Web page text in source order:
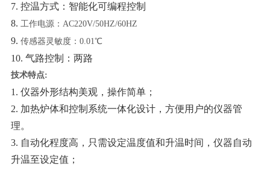
7. 控温方式：智能化可编程控制
8. 工作电源： AC220V/50HZ/60HZ
9. 传感器灵敏度： 0.01℃
10. 气路控制：两路
技术特点:
1. 仪器外形结构美观，操作简单；
2. 加热炉体和控制系统一体化设计，方便用户的仪器管
理。
3. 自动化程度高，只需设定温度值和升温时间，仪器自动
升温至设定值；